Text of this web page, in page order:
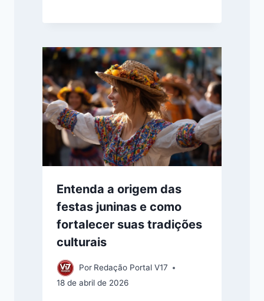
Entenda a origem das
festas juninas e como
fortalecer suas tradições
culturais
Por Redação Portal V17
18 de abril de 2026